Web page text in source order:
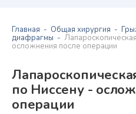
Главная Общая хирургия
диафрагмы
осложнения после операции
по Ниссену -
операции